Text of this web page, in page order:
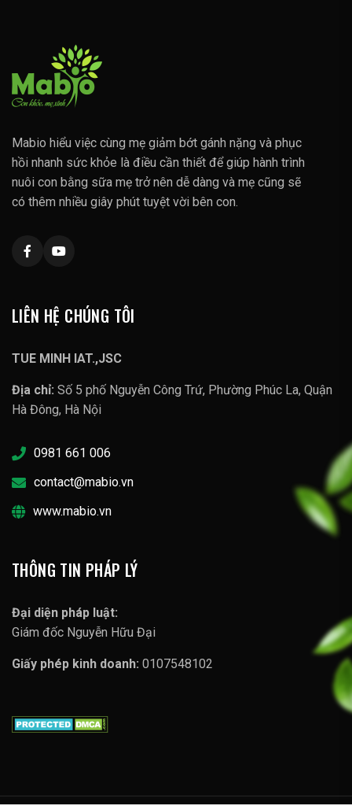
Mabio hiểu việc cùng mẹ giảm bớt gánh nặng và phục
hồi nhanh sức khỏe là điều cần thiết để giúp hành trình
nuôi con bằng sữa mẹ trở nên dễ dàng và mẹ cũng sẽ
có thêm nhiều giây phút tuyệt vời bên con.
LIÊN HỆ CHÚNG TÔI
TUE MINH IAT.,JSC
Địa chỉ: Số 5 phố Nguyễn Công Trứ, Phường Phúc La, Quận
Hà Đông, Hà Nội
0981 661 006
contact@mabio.vn
www.mabio.vn
THÔNG TIN PHÁP LÝ
Đại diện pháp luật:
Giám đốc Nguyễn Hữu Đại
Giấy phép kinh doanh: 0107548102